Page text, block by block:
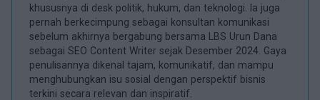
khususnya di desk politik, hukum, dan teknologi. Ia juga
pernah berkecimpung sebagai konsultan komunikasi
sebelum akhirnya bergabung bersama LBS Urun Dana
sebagai SEO Content Writer sejak Desember 2024. Gaya
penulisannya dikenal tajam, komunikatif, dan mampu
menghubungkan isu sosial dengan perspektif bisnis
terkini secara relevan dan inspiratif.